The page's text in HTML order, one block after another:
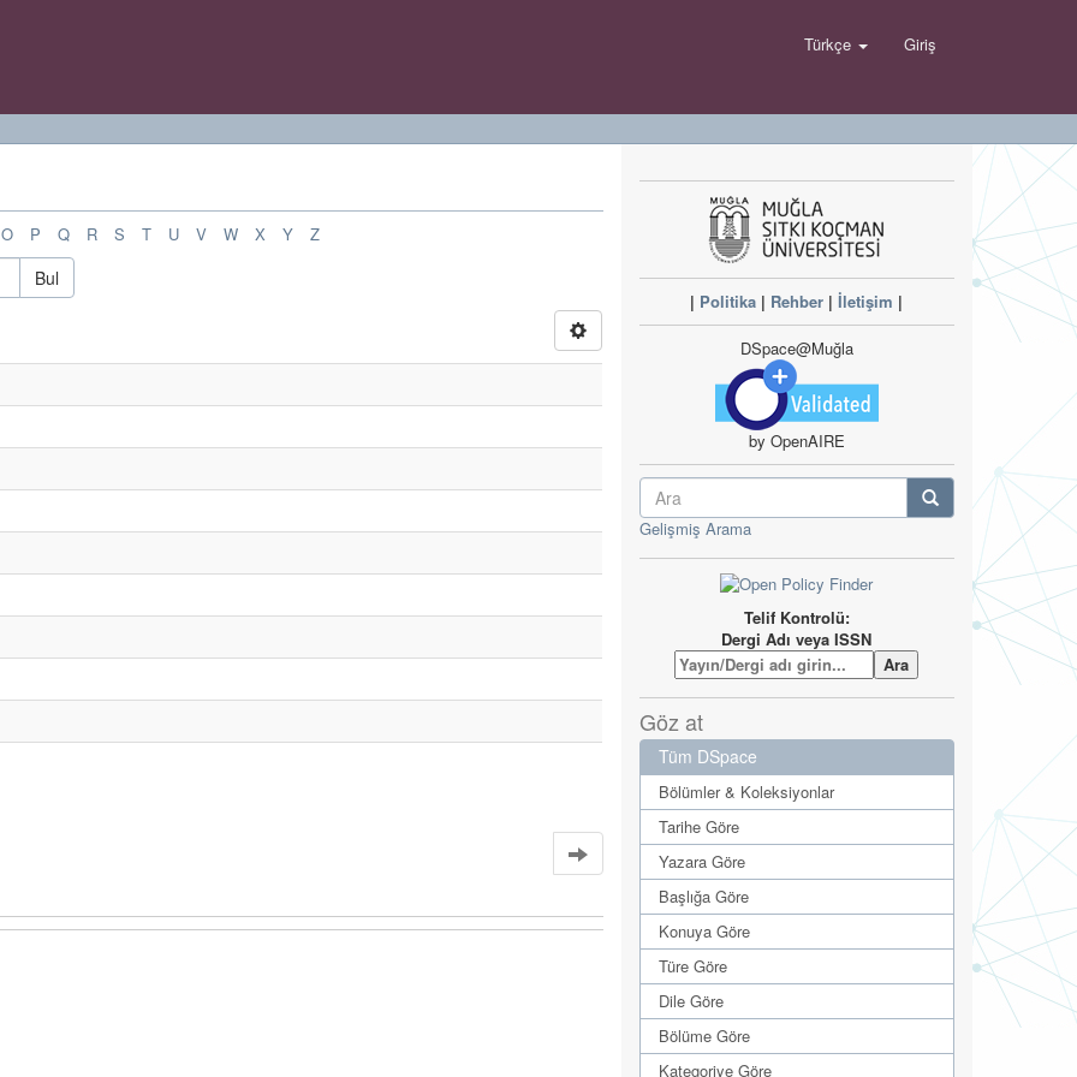
Türkçe Giriş
O P Q R S T U V W X Y Z
Bul
| Politika | Rehber |İletişim |
DSpace@Muğla
by OpenAIRE
Gelişmiş Arama
Telif Kontrolü:
Dergi Adı veya ISSN
Göz at
Tüm DSpace
Bölümler & Koleksiyonlar
Tarihe Göre
Yazara Göre
Başlığa Göre
Konuya Göre
Türe Göre
Dile Göre
Bölüme Göre
Kategoriye Göre